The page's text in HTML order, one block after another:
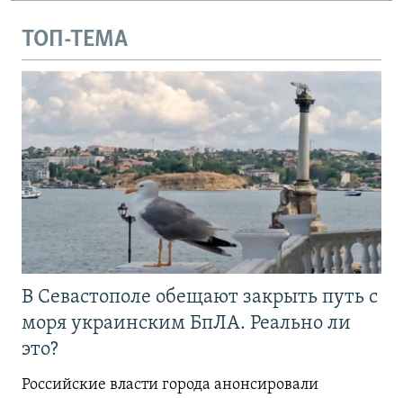
ТОП-ТЕМА
В Севастополе обещают закрыть путь с
моря украинским БпЛА. Реально ли
это?
Российские власти города анонсировали